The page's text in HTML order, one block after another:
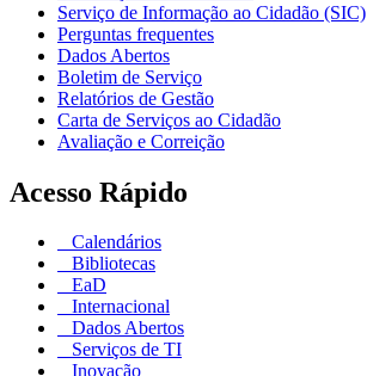
Serviço de Informação ao Cidadão (SIC)
Perguntas frequentes
Dados Abertos
Boletim de Serviço
Relatórios de Gestão
Carta de Serviços ao Cidadão
Avaliação e Correição
Acesso Rápido
Calendários
Bibliotecas
EaD
Internacional
Dados Abertos
Serviços de TI
Inovação